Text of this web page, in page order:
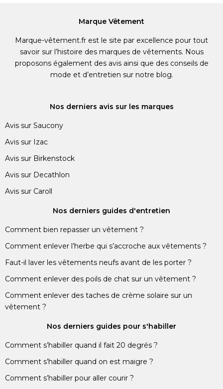
Marque Vêtement
Marque-vêtement.fr est le site par excellence pour tout
savoir sur l’histoire des marques de vêtements. Nous
proposons également des avis ainsi que des conseils de
mode et d’entretien sur notre blog.
Nos derniers avis sur les marques
Avis sur Saucony
Avis sur Izac
Avis sur Birkenstock
Avis sur Decathlon
Avis sur Caroll
Nos derniers guides d'entretien
Comment bien repasser un vêtement ?
Comment enlever l’herbe qui s’accroche aux vêtements ?
Faut-il laver les vêtements neufs avant de les porter ?
Comment enlever des poils de chat sur un vêtement ?
Comment enlever des taches de crème solaire sur un
vêtement ?
Nos derniers guides pour s'habiller
Comment s’habiller quand il fait 20 degrés ?
Comment s’habiller quand on est maigre ?
Comment s’habiller pour aller courir ?